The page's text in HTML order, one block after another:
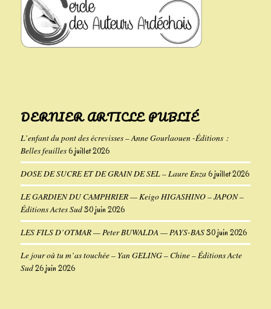
DERNIER ARTICLE PUBLIÉ
L’enfant du pont des écrevisses – Anne Gourlaouen -Éditions :
Belles feuilles 6 juillet 2026
DOSE DE SUCRE ET DE GRAIN DE SEL – Laure Enza 6 juillet 2026
LE GARDIEN DU CAMPHRIER — Keigo HIGASHINO – JAPON –
Éditions Actes Sud 30 juin 2026
LES FILS D’OTMAR — Peter BUWALDA — PAYS-BAS 30 juin 2026
Le jour où tu m’as touchée – Yan GELING – Chine – Éditions Acte
Sud 26 juin 2026